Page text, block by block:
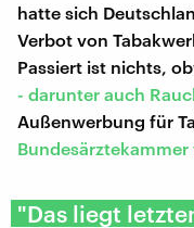
hatte sich
Verbot von
Passiert ist nichts,
- darunter auch
Außenwerbung für
"Das liegt